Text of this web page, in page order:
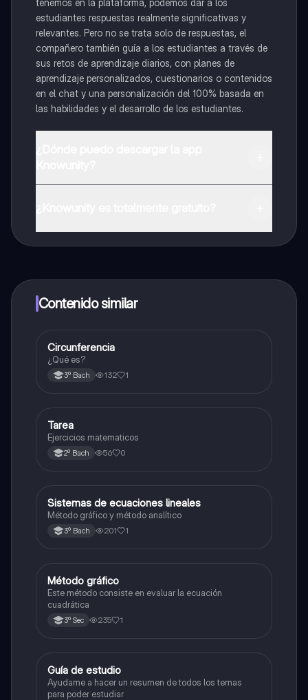
estudiantes respuestas realmente significativas y
relevantes. Pero no se trata solo de respuestas, el
compañero también guía a los estudiantes a través de
sus retos de aprendizaje diarios, con planes de
aprendizaje personalizados, cuestionarios o contenidos
en el chat y una personalización del 100% basada en
las habilidades y el desarrollo de los estudiantes.
a determinadas funciones.
Contenido similar
Geometría y trigonometría
Circunferencia
¿Qué es?
3º Bach 132 1
Matemáticas
Tarea
Ejercicios matematicos
2º Bach 56 0
Matemáticas
Sistemas de ecuaciones lineales
Método gráfico y método analítico
3º Bach 201 1
Matemáticas
Método gráfico
Este método consiste en evaluar la ecuación
cuadrática
3º Sec 235 1
Historia
Guía de estudio
Ayudame a hacer un resumen de todos los temas
para poder estudiar